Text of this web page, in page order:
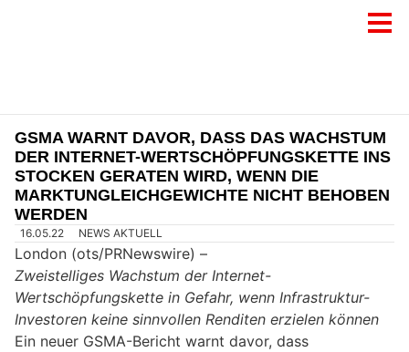
GSMA WARNT DAVOR, DASS DAS WACHSTUM
DER INTERNET-WERTSCHÖPFUNGSKETTE INS
STOCKEN GERATEN WIRD, WENN DIE
MARKTUNGLEICHGEWICHTE NICHT BEHOBEN
WERDEN
16.05.22 NEWS AKTUELL
London (ots/PRNewswire) –
Zweistelliges Wachstum der Internet-
Wertschöpfungskette in Gefahr, wenn Infrastruktur-
Investoren keine sinnvollen Renditen erzielen können
Ein neuer GSMA-Bericht warnt davor, dass